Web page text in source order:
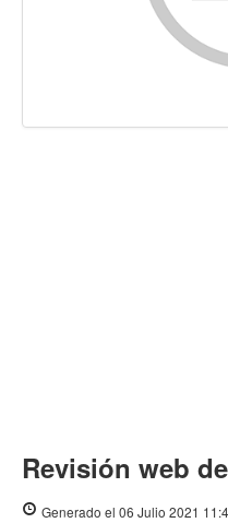
Documento
Revisión web
Generado el 06 Julio 2021